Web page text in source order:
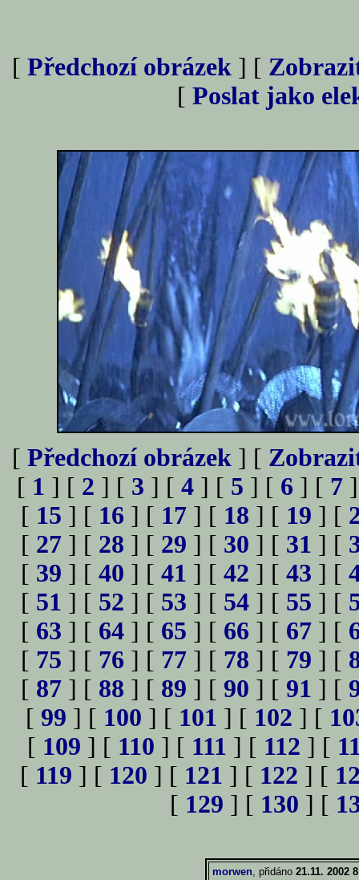
[ Předchozí obrázek ] [
[ Poslat jako
[ Předchozí obrázek ] [
[ 1 ] [ 2 ] [ 3 ] [ 4 ] [ 5 ] [ 6 ] [ 7
[ 15 ] [ 16 ] [ 17 ] [ 18 ] [ 19 ] [
[ 27 ] [ 28 ] [ 29 ] [ 30 ] [ 31 ] [
[ 39 ] [ 40 ] [ 41 ] [ 42 ] [ 43 ] [
[ 51 ] [ 52 ] [ 53 ] [ 54 ] [ 55 ] [
[ 63 ] [ 64 ] [ 65 ] [ 66 ] [ 67 ] [
[ 75 ] [ 76 ] [ 77 ] [ 78 ] [ 79 ] [
[ 87 ] [ 88 ] [ 89 ] [ 90 ] [ 91 ] [
[ 99 ] [ 100 ] [ 101 ] [ 102 ] [
[ 109 ] [ 110 ] [ 111 ] [ 112 ] [
[ 119 ] [ 120 ] [ 121 ] [ 122 ] [
[ 129 ] [ 130 ] [
morwen, přidáno 21.11. 2002